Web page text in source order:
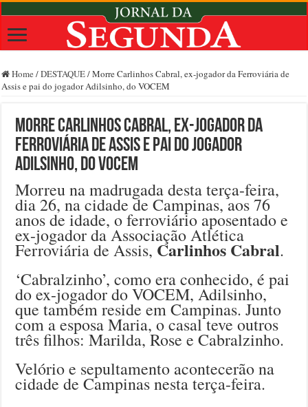
Home /DESTAQUE/Morre Carlinhos Cabral, ex-jogador da Ferroviária de
Assis e pai do jogador Adilsinho, do VOCEM
Morre Carlinhos Cabral, ex-jogador da
Ferroviária de Assis e pai do jogador
Adilsinho, do VOCEM
Morreu na madrugada desta terça-feira,
dia 26, na cidade de Campinas, aos 76
anos de idade, o ferroviário aposentado e
ex-jogador da Associação Atlética
Ferroviária de Assis, Carlinhos Cabral.
‘Cabralzinho’, como era conhecido, é pai
do ex-jogador do VOCEM, Adilsinho,
que também reside em Campinas. Junto
com a esposa Maria, o casal teve outros
três filhos: Marilda, Rose e Cabralzinho.
Velório e sepultamento acontecerão na
cidade de Campinas nesta terça-feira.